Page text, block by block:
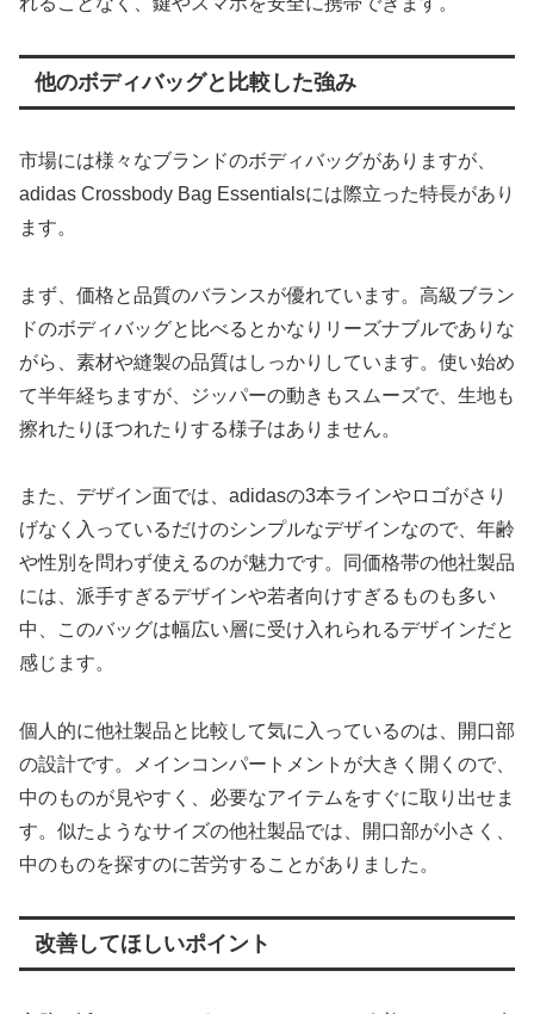
他のボディバッグと比較した強み
市場には様々なブランドのボディバッグがありますが、
adidas Crossbody Bag Essentialsには際立った特長があり
ます。
まず、価格と品質のバランスが優れています。高級ブラン
ドのボディバッグと比べるとかなりリーズナブルでありな
がら、素材や縫製の品質はしっかりしています。使い始め
て半年経ちますが、ジッパーの動きもスムーズで、生地も
擦れたりほつれたりする様子はありません。
また、デザイン面では、adidasの3本ラインやロゴがさり
げなく入っているだけのシンプルなデザインなので、年齢
や性別を問わず使えるのが魅力です。同価格帯の他社製品
には、派手すぎるデザインや若者向けすぎるものも多い
中、このバッグは幅広い層に受け入れられるデザインだと
感じます。
個人的に他社製品と比較して気に入っているのは、開口部
の設計です。メインコンパートメントが大きく開くので、
中のものが見やすく、必要なアイテムをすぐに取り出せま
す。似たようなサイズの他社製品では、開口部が小さく、
中のものを探すのに苦労することがありました。
改善してほしいポイント